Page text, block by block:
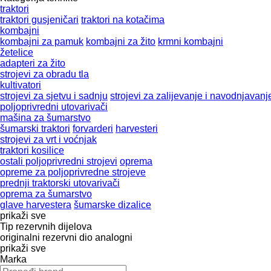
traktori
traktori gusjeničari traktori na kotačima
kombajni
kombajni za pamuk kombajni za žito krmni kombajni
žetelice
adapteri za žito
strojevi za obradu tla
kultivatori
strojevi za sjetvu i sadnju strojevi za zaliјеvanje i
poljoprivredni utovarivači
mašina za šumarstvo
šumarski traktori forvarderi harvesteri
strojevi za vrt i voćnjak
traktori kosilice
ostali poljoprivredni strojevi oprema
opreme za poljoprivredne strojeve
prednji traktorski utovarivači
oprema za šumarstvo
glave harvestera šumarske dizalice
prikaži sve
Tip rezervnih dijelova
originalni rezervni dio analogni
prikaži sve
Marka